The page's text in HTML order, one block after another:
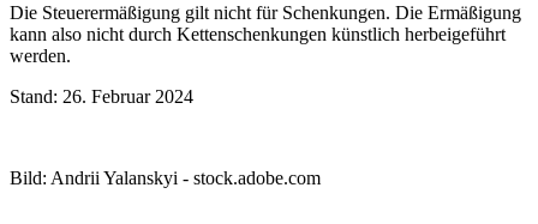
Die Steuerermäßigung gilt nicht für Schenkungen. Die Ermäßigung
kann also nicht durch Kettenschenkungen künstlich herbeigeführt
werden.
Stand: 26. Februar 2024
Bild: Andrii Yalanskyi - stock.adobe.com